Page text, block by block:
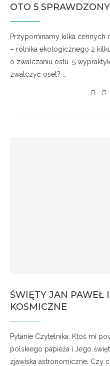
OTO 5
Przypominamy kilka cennych
– rolnika ekologicznego z
o zwalczaniu ostu. 5
zwalczyć oset? …
ŚWIĘTY JAN PAWEŁ
KOSMICZNE
Pytanie Czytelnika: Ktoś mi
polskiego papieża i Jego
zjawiska astronomiczne. Czy